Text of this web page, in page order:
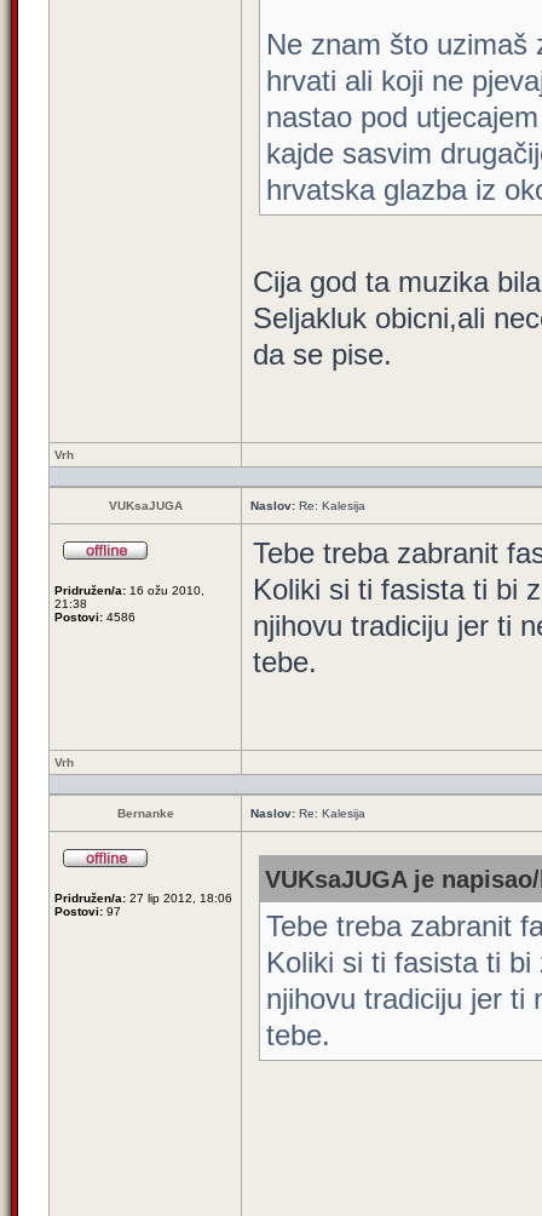
Ne znam što uzimaš
hrvati ali koji ne
nastao pod
kajde sasvim
hrvatska glazba iz
Cija god ta muzika
Seljakluk obicni,ali
da se pise.
Vrh
VUKsaJUGA Naslov: Re: Kalesija
Pridružen/a: 16 ožu 2010,
21:38
Postovi: 4586
Tebe treba zabranit
Koliki si ti fasista ti bi
njihovu tradiciju jer ti
tebe.
Vrh
Bernanke Naslov: Re: Kalesija
Pridružen/a: 27 lip 2012, 18:06
Postovi: 97
VUKsaJUGA je
Tebe treba zabranit
Koliki si ti fasista ti
njihovu tradiciju jer ti
tebe.